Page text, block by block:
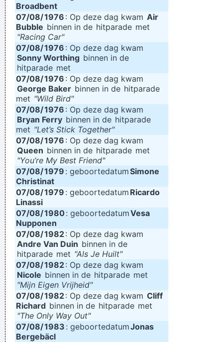
Broadbent
07/08/1976 : Op deze dag kwam Air
Bubble binnen in de hitparade met
"Racing Car"
07/08/1976 : Op deze dag kwam
Sonny Worthing binnen in de
hitparade met
07/08/1976 : Op deze dag kwam
George Baker binnen in de hitparade
met "Wild Bird"
07/08/1976 : Op deze dag kwam
Bryan Ferry binnen in de hitparade
met "Let’s Stick Together"
07/08/1976 : Op deze dag kwam
Queen binnen in de hitparade met
"You’re My Best Friend"
07/08/1979 : geboortedatumSimone
Christinat
07/08/1979 : geboortedatum Ricardo
Linassi
07/08/1980: geboortedatumVesa
Nupponen
07/08/1982: Op deze dag kwam
Andre Van Duin binnen in de
hitparade met "Als Je Huilt"
07/08/1982: Op deze dag kwam
Nicole binnen in de hitparade met
"Mijn Eigen Vrijheid"
07/08/1982: Op deze dag kwam Cliff
Richard binnen in de hitparade met
"The Only Way Out"
07/08/1983 : geboortedatumJonas
Bergebäcl